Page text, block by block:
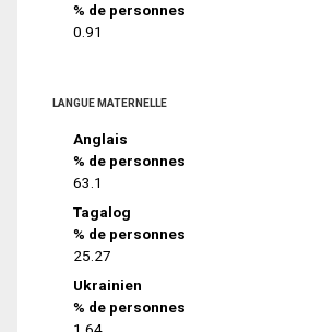
% de personnes
0.91
LANGUE MATERNELLE
Anglais
% de personnes
63.1
Tagalog
% de personnes
25.27
Ukrainien
% de personnes
1.64